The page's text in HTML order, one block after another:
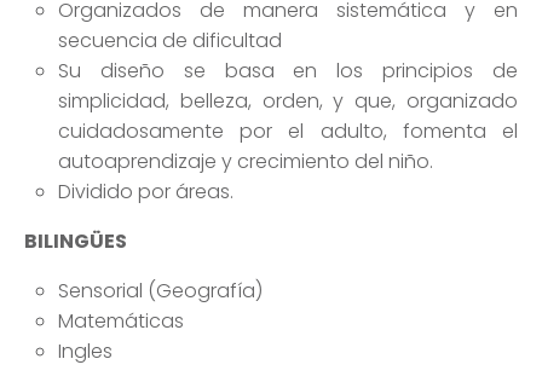
Organizados de manera sistemática y en
secuencia de dificultad
Su diseño se basa en los principios de
simplicidad, belleza, orden, y que, organizado
cuidadosamente por el adulto, fomenta el
autoaprendizaje y crecimiento del niño.
Dividido por áreas.
BILINGÜES
Sensorial (Geografía)
Matemáticas
Ingles